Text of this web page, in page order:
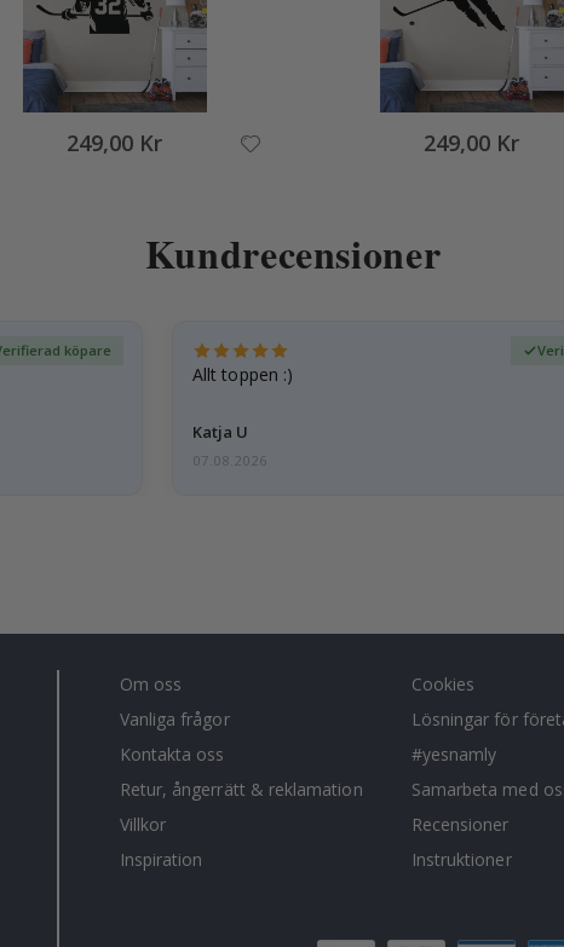
249,00 Kr 249,00 Kr
Kundrecensioner
köpare
Allt toppen :)
Katja U
07.08.2026
Om oss
Vanliga frågor
Kontakta oss
Retur, ångerrätt & reklamation
Villkor
Inspiration
Cookies
Lösningar för
#yesnamly
Samarbeta med
Recensioner
Instruktioner